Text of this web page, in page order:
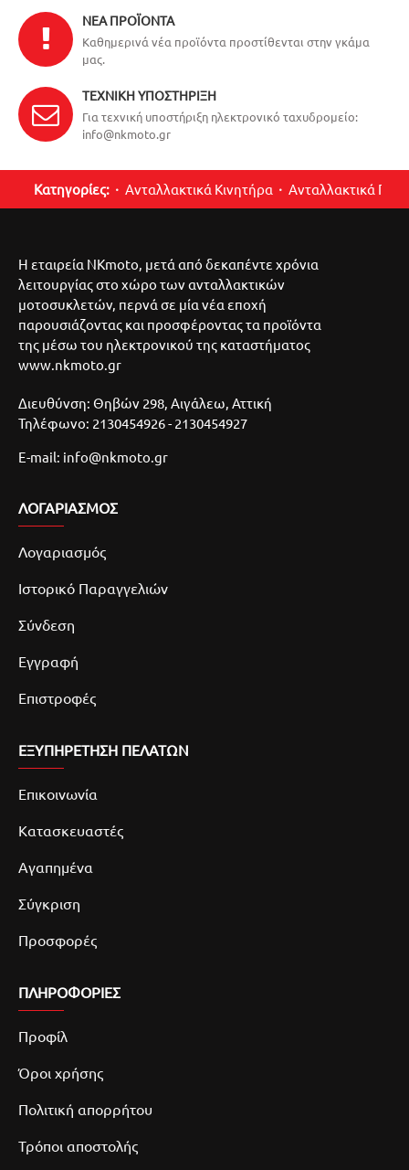
ΝΈΑ ΠΡΟΪΌΝΤΑ
Καθημερινά νέα προϊόντα προστίθενται στην γκάμα
μας.
ΤΕΧΝΙΚΉ ΥΠΟΣΤΉΡΙΞΗ
Για τεχνική υποστήριξη ηλεκτρονικό ταχυδρομείο:
info@nkmoto.gr
Κατηγορίες: Ανταλλακτικά Κινητήρα Ανταλλακτικά
Η εταιρεία NKmoto, μετά από δεκαπέντε χρόνια
λειτουργίας στο χώρο των ανταλλακτικών
μοτοσυκλετών, περνά σε μία νέα εποχή
παρουσιάζοντας και προσφέροντας τα προϊόντα
της μέσω του ηλεκτρονικού της καταστήματος
www.nkmoto.gr
Διευθύνση: Θηβών 298, Αιγάλεω, Αττική
Τηλέφωνο: 2130454926 - 2130454927
E-mail: info@nkmoto.gr
ΛΟΓΑΡΙΑΣΜΌΣ
Λογαριασμός
Ιστορικό Παραγγελιών
Σύνδεση
Εγγραφή
Επιστροφές
ΕΞΥΠΗΡΕΤΗΣΗ ΠΕΛΑΤΩΝ
Επικοινωνία
Κατασκευαστές
Αγαπημένα
Σύγκριση
Προσφορές
ΠΛΗΡΟΦΟΡΙΕΣ
Προφίλ
Όροι χρήσης
Πολιτική απορρήτου
Τρόποι αποστολής